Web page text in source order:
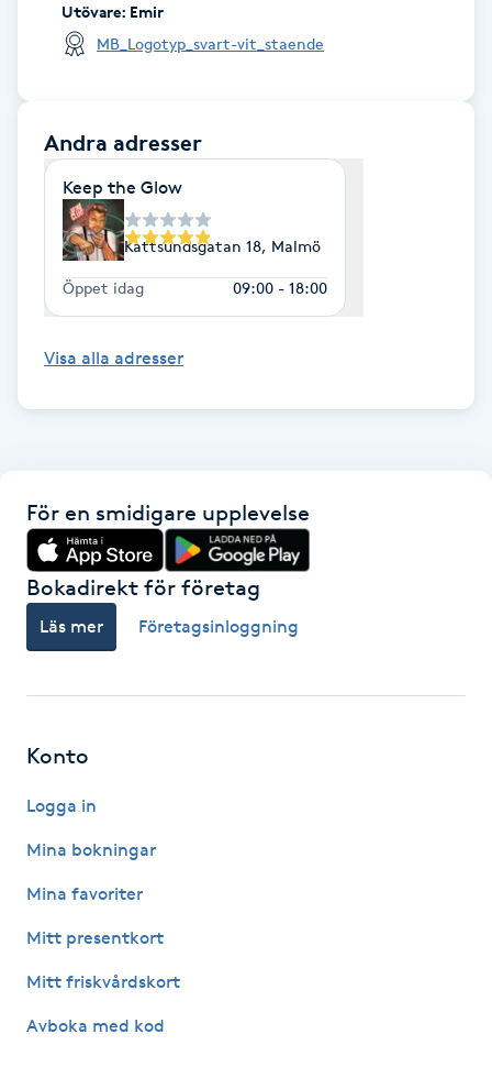
Meditation
Megavolymfransar
Melasma
Mesoterapi
Nagelförlängning
Nagelförlängning akryl
Nagelförstärkning
Nagelsvamp
Nageltrång
Utövare: Emir
MB_Logotyp_svart-vit_staende
Andra adresser
Keep the Glow
Kattsundsgatan 18, Malmö
Öppet idag 09:00 - 18:00
Visa alla adresser
För en smidigare upplevelse
Bokadirekt för företag
Läs mer Företagsinloggning
Konto
Logga in
Mina bokningar
Mina favoriter
Mitt presentkort
Mitt friskvårdskort
Avboka med kod